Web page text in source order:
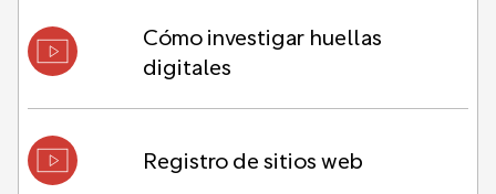
Cómo investigar huellas
digitales
Registro de sitios web